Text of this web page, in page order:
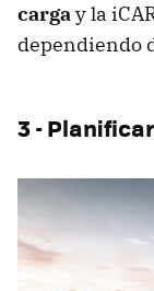
cargay la
dependiendo
3 -